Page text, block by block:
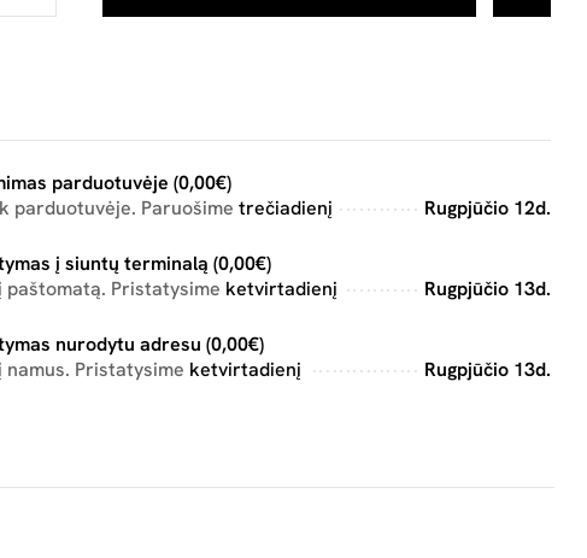
parduotuvėje (0,00€)
parduotuvėje. Paruošime trečiadienį Rugpjūčio 12d.
į siuntų terminalą (0,00€)
paštomatą. Pristatysime ketvirtadienį Rugpjūčio 13d.
nurodytu adresu (0,00€)
namus. Pristatysime ketvirtadienį Rugpjūčio 13d.